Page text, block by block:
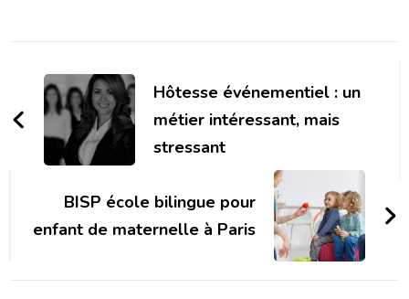
d'article
Hôtesse événementiel : un
métier intéressant, mais
stressant
BISP école bilingue pour
enfant de maternelle à Paris